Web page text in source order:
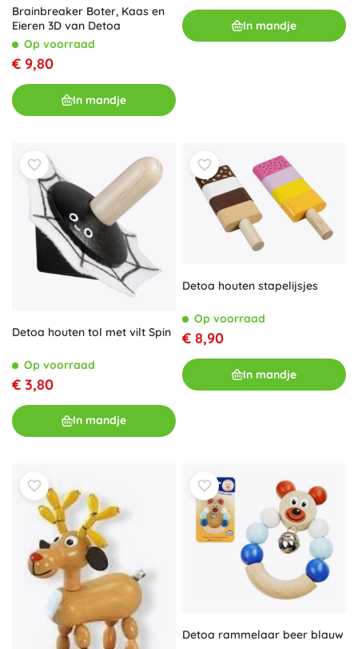
Brainbreaker Boter, Kaas en
Eieren 3D van Detoa
Op voorraad
€ 9,80
In mandje
In mandje
Detoa houten tol met vilt Spin
Op voorraad
€ 3,80
In mandje
Detoa houten stapelijsjes
Op voorraad
€ 8,90
In mandje
Detoa rammelaar beer blauw